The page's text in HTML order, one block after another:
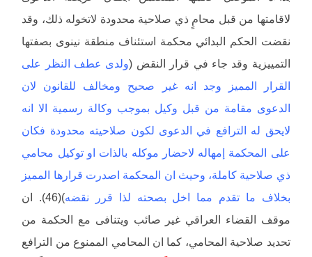
لاقامتها من قبل محامٍ ذي صلاحية محدودة لاتخوله ذلك، وقد
نقضت الحكم البدائي محكمة استئناف منطقة نينوى بصفتها
التمييزية وقد جاء في قرار النقض (ولدى عطف النظر على
القرار المميز وجد انه غير صحيح ومخالف للقانون لان
الدعوى مقامة من قبل وكيل بموجب وكالة رسمية الا انه
لايحق له الترافع في الدعوى لكون صلاحيته محدودة فكان
على المحكمة إمهاله لاحضار موكله بالذات او توكيل محامي
ذي صلاحية كاملة، وحيث ان المحكمة اصدرت قرارها المميز
بخلاف ما تقدم مما اخل بصحته لذا قرر نقضه
)(46). ان
موقف القضاء العراقي غير صائب ويتنافى مع الحكمة من
تحديد صلاحية المحامي، كما ان المحامي الممنوع من الترافع